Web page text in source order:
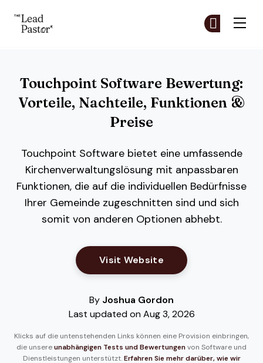
Touchpoint Software Bewertung:
Vorteile, Nachteile, Funktionen &
Preise
Touchpoint Software bietet eine umfassende
Kirchenverwaltungs­lösung mit anpassbaren
Funktionen, die auf die individuellen Bedürfnisse
Ihrer Gemeinde zugeschnitten sind und sich
somit von anderen Optionen abhebt.
Visit Website Opens New Window
By Joshua Gordon
Last updated on Aug 3, 2026
Klicks auf die untenstehenden Links können eine Provision einbringen,
die unsere unabhängigen Tests und Bewertungen von Software und
Dienstleistungen unterstützt. Erfahren Sie mehr darüber, wie wir